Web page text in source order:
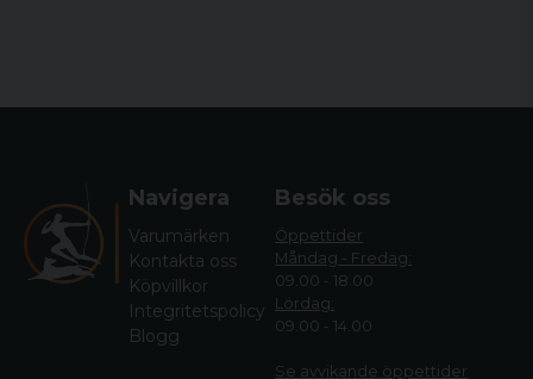
Navigera
Varumärken
Kontakta oss
Köpvillkor
Integritetspolicy
Blogg
Besök oss
Öppettider
Måndag - Fredag:
09.00 - 18.00
Lördag:
09.00 - 14.00
Se avvikande öppettider